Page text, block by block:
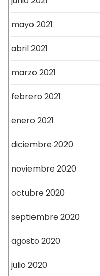
mayo 2021
abril 2021
marzo 2021
febrero 2021
enero 2021
diciembre 2020
noviembre 2020
octubre 2020
septiembre 2020
agosto 2020
julio 2020